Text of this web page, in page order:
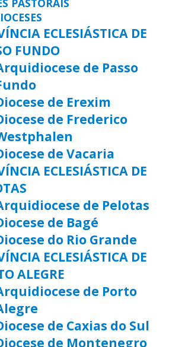
PASTORAIS
ECLESIÁSTICA DE
FUNDO
de Passo
de Erexim
de Frederico
de Vacaria
ECLESIÁSTICA DE
de Pelotas
de Bagé
do Rio Grande
ECLESIÁSTICA DE
ALEGRE
de Porto
de Caxias do Sul
de Montenegro